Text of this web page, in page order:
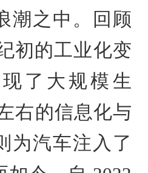
潮之中。回顾
初的工业化变
了大规模生
右的信息化与
为汽车注入了